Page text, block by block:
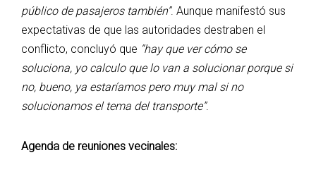
público de pasajeros también”. Aunque manifestó sus
expectativas de que las autoridades destraben el
conflicto, concluyó que “hay que ver cómo se
soluciona, yo calculo que lo van a solucionar porque si
no, bueno, ya estaríamos pero muy mal si no
solucionamos el tema del transporte”.
Agenda de reuniones vecinales: